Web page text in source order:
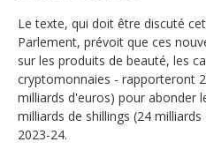
Le texte, qui doit être discuté
Parlement, prévoit que ces
sur les produits de beauté, les
cryptomonnaies - rapporteront
milliards d'euros) pour abonder
milliards de shillings (24
2023-24.